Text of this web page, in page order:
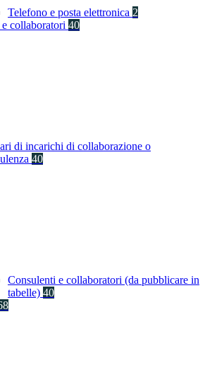
Telefono e posta elettronica 2
collaboratori 40
di incarichi di collaborazione o
40
Consulenti e collaboratori (da pubblicare in
tabelle) 40